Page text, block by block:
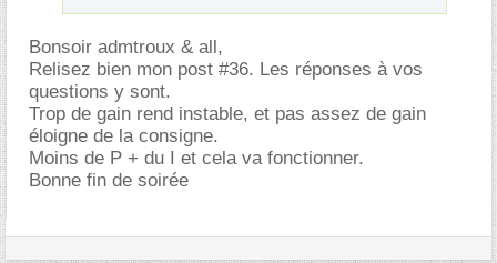
Bonsoir admtroux & all,
Relisez bien mon post #36. Les réponses à vos
questions y sont.
Trop de gain rend instable, et pas assez de gain
éloigne de la consigne.
Moins de P + du I et cela va fonctionner.
Bonne fin de soirée